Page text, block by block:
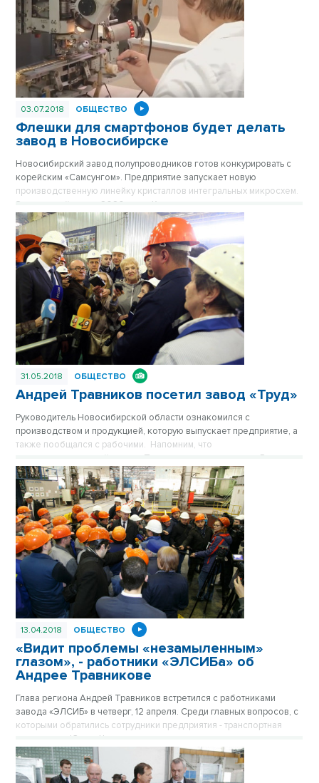
03.07.2018 ОБЩЕСТВО
Флешки для смартфонов будет делать
завод в Новосибирске
Новосибирский завод полупроводников готов конкурировать с
корейским «Самсунгом». Предприятие запускает новую
производственную линейку кристаллов интегральных микросхем.
Это произойдет до 2020 года. Кроме того, завод нацелен на
производство гражданской продукции, в том числе, медицинских
биосенсеров и флеш-памяти для компьютеров и смартфонов.
31.05.2018 ОБЩЕСТВО
Андрей Травников посетил завод «Труд»
Руководитель Новосибирской области ознакомился с
производством и продукцией, которую выпускает предприятие, а
также пообщался с рабочими. Напомним, что
машиностроительный завод «Труд» является ведущим в России
предприятием, выпускающим гравитационное обогатительное
оборудование для черной, цветной и редкометаллической
промышленности.
13.04.2018 ОБЩЕСТВО
«Видит проблемы «незамыленным»
глазом», - работники «ЭЛСИБа» об
Андрее Травникове
Глава региона Андрей Травников встретился с работниками
завода «ЭЛСИБ» в четверг, 12 апреля. Среди главных вопросов, с
которыми обратились сотрудники предприятия - транспортная
развязка на Южно-Чемском жилмассиве, строительство школ,
поликлиник и детских садов. И, конечно, будущее производства.